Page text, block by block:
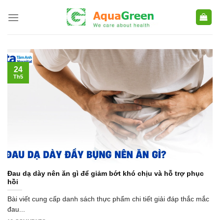
Đau dạ dày nên ăn gì để giảm bớt khó chịu và hỗ trợ phục
hồi
Bài viết cung cấp danh sách thực phẩm chi tiết giải đáp thắc mắc
đau...
24
Th5